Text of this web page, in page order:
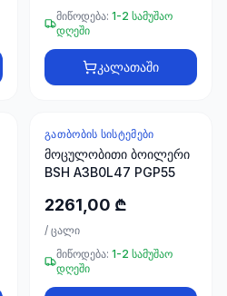
მიწოდება: 1-2 სამუშაო
დღეში
კალათაში
ᲒᲐᲗᲑᲝᲑᲘᲡ ᲡᲘᲡᲢᲔᲛᲔᲑᲘ
მოცულობითი ბოილერი
BSH A3B0L47 PGP55
2261,00 ₾
/ ცალი
მიწოდება: 1-2 სამუშაო
დღეში